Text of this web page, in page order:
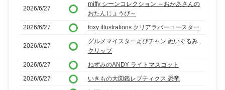
2026/6/27
miffy シーンコレクション ～おかあさんの
おたんじょうび～
2026/6/27
foxy illustrations クリアラバーコースター
2026/6/27
グルメマイスターよぴチャン ぬいぐるみ
クリップ
2026/6/27
ねずみのANDY ライトマスコット
2026/6/27
いきもの大図鑑レプティクス 恐竜